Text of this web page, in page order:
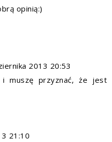
opinią:)
2013 20:53
i muszę przyznać, że jest
21:10